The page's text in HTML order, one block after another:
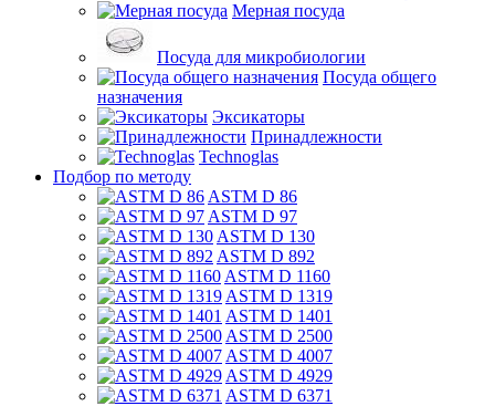
Мерная посуда
Посуда для микробиологии
Посуда общего
назначения
Эксикаторы
Принадлежности
Technoglas
Подбор по методу
ASTM D 86
ASTM D 97
ASTM D 130
ASTM D 892
ASTM D 1160
ASTM D 1319
ASTM D 1401
ASTM D 2500
ASTM D 4007
ASTM D 4929
ASTM D 6371